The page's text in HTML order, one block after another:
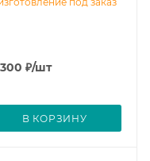
₽/шт
В КОРЗИНУ